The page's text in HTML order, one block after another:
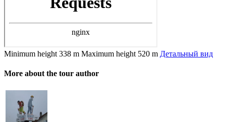
Minimum height 338 m Maximum height 520 m Детальный вид
More about the tour author